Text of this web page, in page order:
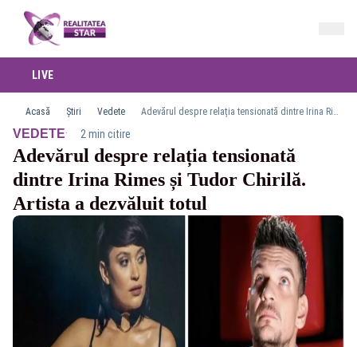
LIVE
Acasă Știri Vedete Adevărul despre relația tensionată dintre Irina Rimes și Tudor Chirilă. Artista a dezvăluit totul
VEDETE· 2 min citire
Adevărul despre relația tensionată
dintre Irina Rimes și Tudor Chirilă.
Artista a dezvăluit totul